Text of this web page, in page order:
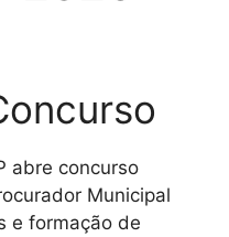
abre concurso
Municipal
e formação de